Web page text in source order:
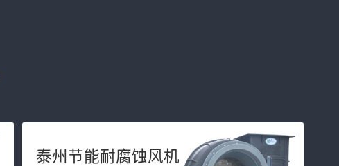
泰州节能耐腐蚀风机